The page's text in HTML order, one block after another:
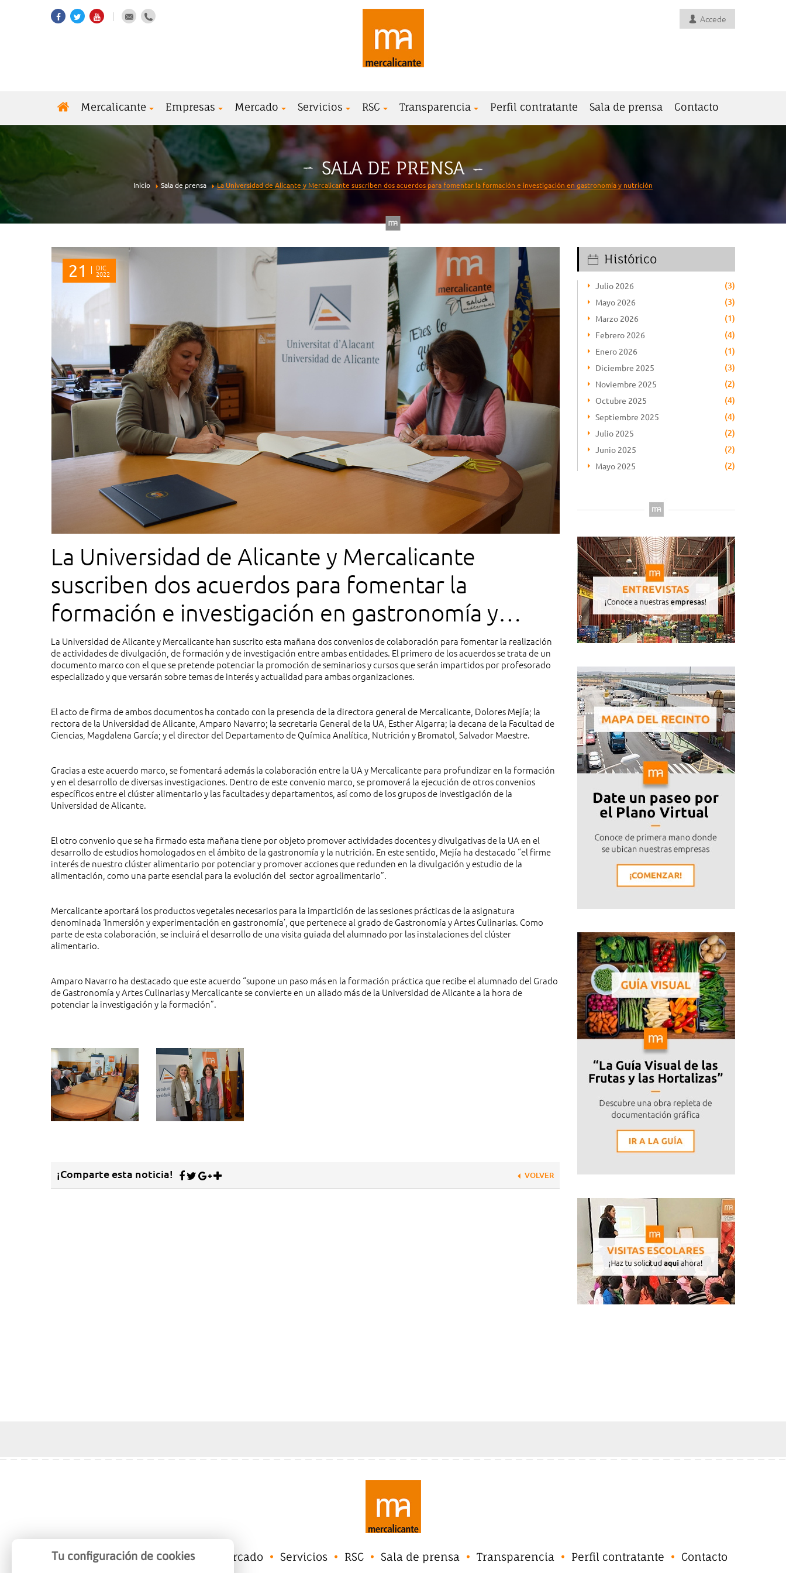
Accede
Mercalicante Empresas Mercado Servicios RSC Transparencia Perfil contratante Sala de prensa Contacto
SALA DE PRENSA
Inicio Sala de prensa La Universidad de Alicante y Mercalicante suscriben dos acuerdos para fomentar la formación e investigación en gastronomía y nutrición
21 DIC
2022
La Universidad de Alicante y Mercalicante
suscriben dos acuerdos para fomentar la
formación e investigación en gastronomía y
nutrición
La Universidad de Alicante y Mercalicante han suscrito esta mañana dos convenios de colaboración para fomentar la realización
de actividades de divulgación, de formación y de investigación entre ambas entidades. El primero de los acuerdos se trata de un
documento marco con el que se pretende potenciar la promoción de seminarios y cursos que serán impartidos por profesorado
especializado y que versarán sobre temas de interés y actualidad para ambas organizaciones.
El acto de firma de ambos documentos ha contado con la presencia de la directora general de Mercalicante, Dolores Mejía; la
rectora de la Universidad de Alicante, Amparo Navarro; la secretaria General de la UA, Esther Algarra; la decana de la Facultad de
Ciencias, Magdalena García; y el director del Departamento de Química Analítica, Nutrición y Bromatol, Salvador Maestre.
Gracias a este acuerdo marco, se fomentará además la colaboración entre la UA y Mercalicante para profundizar en la formación
y en el desarrollo de diversas investigaciones. Dentro de este convenio marco, se promoverá la ejecución de otros convenios
específicos entre el clúster alimentario y las facultades y departamentos, así como de los grupos de investigación de la
Universidad de Alicante.
El otro convenio que se ha firmado esta mañana tiene por objeto promover actividades docentes y divulgativas de la UA en el
desarrollo de estudios homologados en el ámbito de la gastronomía y la nutrición. En este sentido, Mejía ha destacado “el firme
interés de nuestro clúster alimentario por potenciar y promover acciones que redunden en la divulgación y estudio de la
alimentación, como una parte esencial para la evolución del sector agroalimentario”.
Mercalicante aportará los productos vegetales necesarios para la impartición de las sesiones prácticas de la asignatura
denominada ‘Inmersión y experimentación en gastronomía’, que pertenece al grado de Gastronomía y Artes Culinarias. Como
parte de esta colaboración, se incluirá el desarrollo de una visita guiada del alumnado por las instalaciones del clúster
alimentario.
Amparo Navarro ha destacado que este acuerdo “supone un paso más en la formación práctica que recibe el alumnado del Grado
de Gastronomía y Artes Culinarias y Mercalicante se convierte en un aliado más de la Universidad de Alicante a la hora de
potenciar la investigación y la formación”.
¡Comparte esta noticia! VOLVER
Histórico
Julio 2026 (3)
Mayo 2026 (3)
Marzo 2026 (1)
Febrero 2026 (4)
Enero 2026 (1)
Diciembre 2025 (3)
Noviembre 2025 (2)
Octubre 2025 (4)
Septiembre 2025 (4)
Julio 2025 (2)
Junio 2025 (2)
Mayo 2025 (2)
Mercalicante Empresas Mercado Servicios RSC Sala de prensa Transparencia Perfil contratante Contacto
Tu configuración de cookies